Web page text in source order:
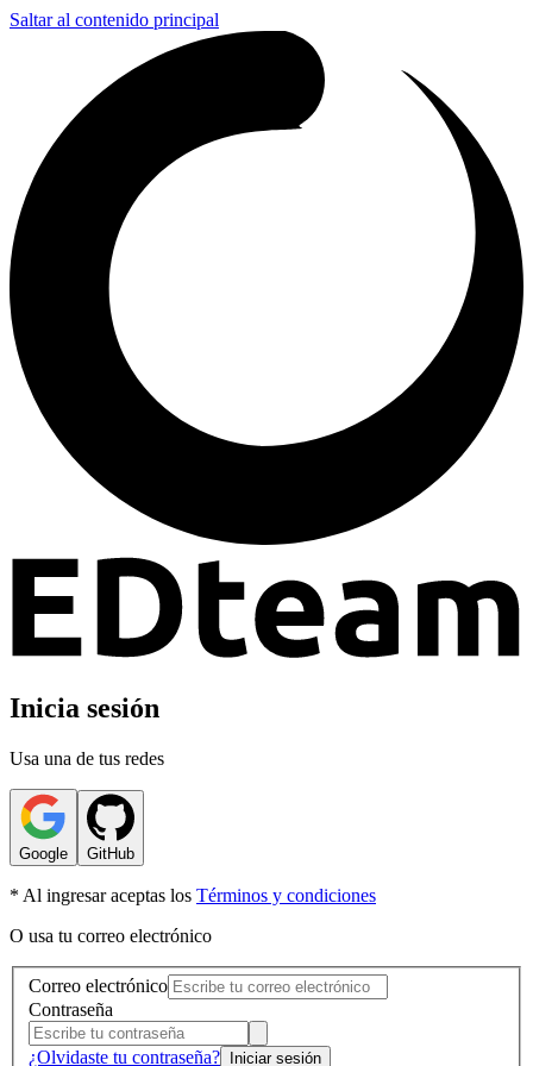
Saltar al contenido principal
Inicia sesión
Usa una de tus redes
Google GitHub
* Al ingresar aceptas los Términos y condiciones
O usa tu correo electrónico
Correo electrónico
Contraseña
¿Olvidaste tu contraseña? Iniciar sesión